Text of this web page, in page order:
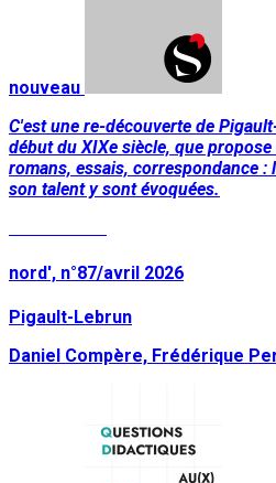
nouveau
C'est une re-découverte de
début du XIXe siècle, que
romans, essais, correspondance :
son talent y sont évoquées.
nord', n°87/avril 2026
Pigault-Lebrun
Daniel Compère, Frédérique